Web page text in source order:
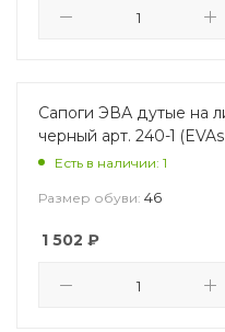
Сапоги ЭВА дутые на
черный арт. 240-1
Есть в наличии: 1
Размер обуви: 46
1 502 ₽